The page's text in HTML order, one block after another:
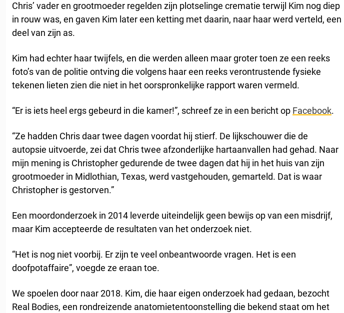
Chris’ vader en grootmoeder regelden zijn plotselinge crematie terwijl Kim nog diep
in rouw was, en gaven Kim later een ketting met daarin, naar haar werd verteld, een
deel van zijn as.
Kim had echter haar twijfels, en die werden alleen maar groter toen ze een reeks
foto’s van de politie ontving die volgens haar een reeks verontrustende fysieke
tekenen lieten zien die niet in het oorspronkelijke rapport waren vermeld.
“Er is iets heel ergs gebeurd in die kamer!”, schreef ze in een bericht op Facebook.
“Ze hadden Chris daar twee dagen voordat hij stierf. De lijkschouwer die de
autopsie uitvoerde, zei dat Chris twee afzonderlijke hartaanvallen had gehad. Naar
mijn mening is Christopher gedurende de twee dagen dat hij in het huis van zijn
grootmoeder in Midlothian, Texas, werd vastgehouden, gemarteld. Dat is waar
Christopher is gestorven.”
Een moordonderzoek in 2014 leverde uiteindelijk geen bewijs op van een misdrijf,
maar Kim accepteerde de resultaten van het onderzoek niet.
“Het is nog niet voorbij. Er zijn te veel onbeantwoorde vragen. Het is een
doofpotaffaire”, voegde ze eraan toe.
We spoelen door naar 2018. Kim, die haar eigen onderzoek had gedaan, bezocht
Real Bodies, een rondreizende anatomietentoonstelling die bekend staat om het